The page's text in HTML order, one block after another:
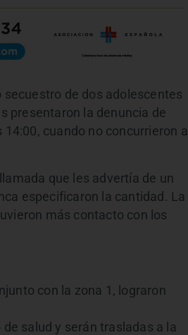
de dos adolescentes
presentaron la denuncia de
cuando no concurrieron a
que les advertía de un
especificaron la cantidad. La
más contacto con los
con la zona 1, lograron
salud y serán trasladas a la